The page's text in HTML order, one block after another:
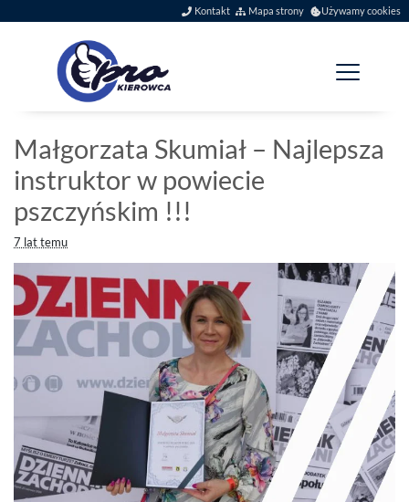
Szybkie menu
Kontakt Mapa strony Używamy cookies
Menu główne
Małgorzata Skumiał – Najlepsza
instruktor w powiecie
pszczyńskim !!!
7 lat temu